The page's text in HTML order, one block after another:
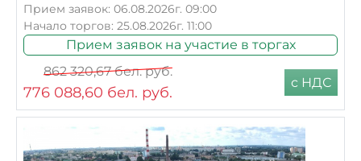
Прием заявок: 06.08.2026г. 09:00
Начало торгов: 25.08.2026г. 11:00
Прием заявок на участие в торгах
862 320,67бел. руб.
776 088,60 бел. руб.
с НДС